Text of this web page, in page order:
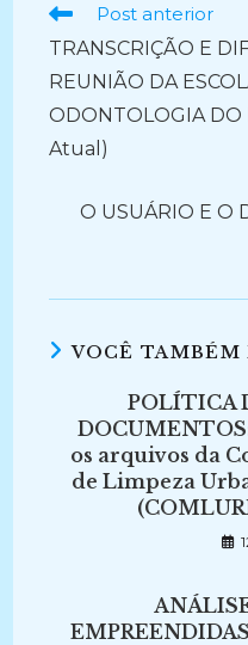
Ler
artigos
Post anterior
TRANSCRIÇÃO E
REUNIÃO DA
ODONTOLOGIA DO
Atual)
O USUÁRIO E O
VOCÊ TAMBÉM
POLÍTICA
os arquivos da
de Limpeza